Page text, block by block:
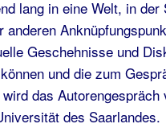
lang in eine Welt, in
anderen
Geschehnisse und
und die zum
das Autorengespräch
des Saarlandes.